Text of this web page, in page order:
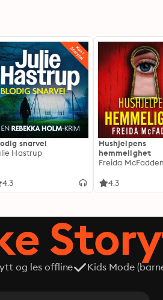
snarvei
Hastrup
4.3
Hushjelpens
hemmelighet
Freida McFadden
4.3
og les offline Kids Mode